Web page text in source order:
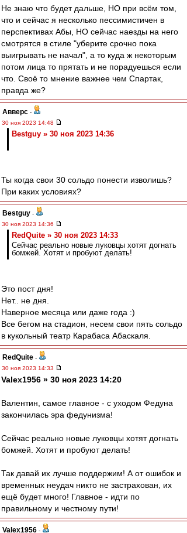
Не знаю что будет дальше, НО при всём том,
что и сейчас я несколько пессимистичен в
перспективах Абы, НО сейчас наезды на него
смотрятся в стиле "уберите срочно пока
выигрывать не начал", а то куда ж некоторым
потом лица то прятать и не порадуешься если
что. Своё то мнение важнее чем Спартак,
правда же?
Авверс -
30 ноя 2023 14:48
Bestguy » 30 ноя 2023 14:36
Ты когда свои 30 сольдо понести изволишь?
При каких условиях?
Bestguy -
30 ноя 2023 14:36
RedQuite » 30 ноя 2023 14:33
Сейчас реально новые луковцы хотят догнать
бомжей. Хотят и пробуют делать!
Это пост дня!
Нет.. не дня.
Наверное месяца или даже года :)
Все бегом на стадион, несем свои пять сольдо
в кукольный театр Карабаса Абаскаля.
RedQuite -
30 ноя 2023 14:33
Valex1956 » 30 ноя 2023 14:20
Валентин, самое главное - с уходом Федуна
закончилась эра федунизма!
Сейчас реально новые луковцы хотят догнать
бомжей. Хотят и пробуют делать!
Так давай их лучше поддержим! А от ошибок и
временных неудач никто не застрахован, их
ещё будет много! Главное - идти по
правильному и честному пути!
Valex1956 -